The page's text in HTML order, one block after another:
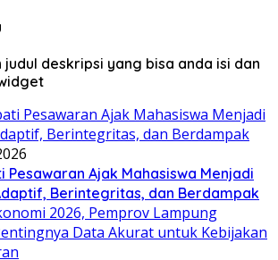
judul deskripsi yang bisa anda isi dan
Pesawaran Ajak Mahasiswa Menjadi
Berintegritas, dan Berdampak